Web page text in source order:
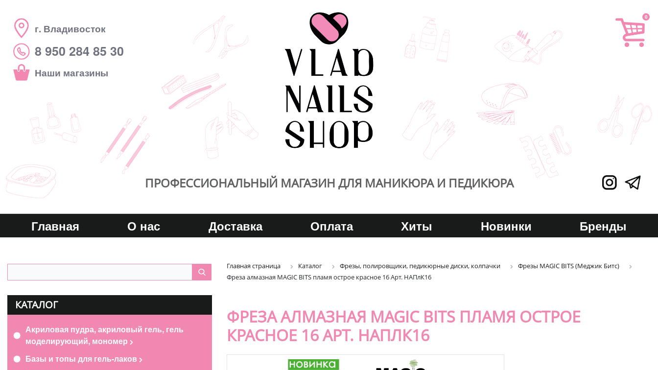
г. Владивосток
8 950 284 85 30
Наши магазины
0
ПРОФЕССИОНАЛЬНЫЙ МАГАЗИН ДЛЯ МАНИКЮРА И ПЕДИКЮРА
Главная О нас Доставка Оплата Хиты Новинки Бренды
Главная страница Каталог Фрезы, полировщики, педикюрные диски, колпачки
Фрезы MAGIC BITS (Меджик Битс)
Фреза алмазная MAGIC BITS пламя острое красное 16 Арт. НАПлК16
КАТАЛОГ
Акриловая пудра, акриловый гель, гель
моделирующий, мономер
Базы и топы для гель-лаков
ФРЕЗА АЛМАЗНАЯ MAGIC BITS ПЛАМЯ ОСТРОЕ
КРАСНОЕ 16 АРТ. НАПЛК16